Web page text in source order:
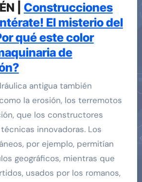
| Construcciones
El misterio del
qué este color
de
antigua también
la erosión, los terremotos
que los constructores
innovadoras. Los
por ejemplo, permitían
geográficos, mientras que
usados por los romanos,